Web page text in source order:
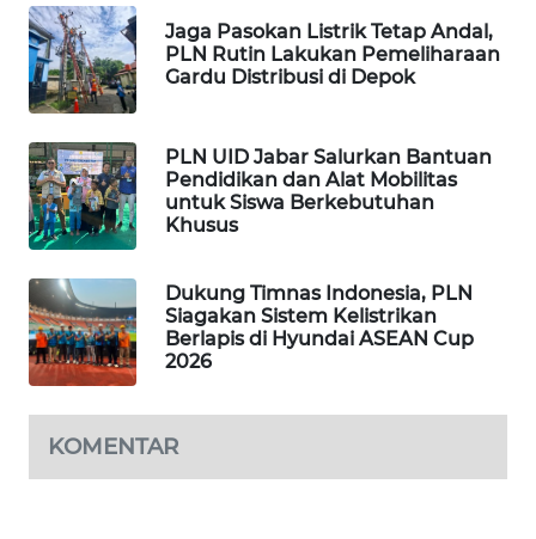
Jaga Pasokan Listrik Tetap Andal,
PLN Rutin Lakukan Pemeliharaan
Gardu Distribusi di Depok
PLN UID Jabar Salurkan Bantuan
Pendidikan dan Alat Mobilitas
untuk Siswa Berkebutuhan
Khusus
Dukung Timnas Indonesia, PLN
Siagakan Sistem Kelistrikan
Berlapis di Hyundai ASEAN Cup
2026
KOMENTAR
KARAWANG
WN
BEKASI
WN
BOGOR
WN
DEPOK
WN
TAPANULI
UTARA
WN
SAMOSIR